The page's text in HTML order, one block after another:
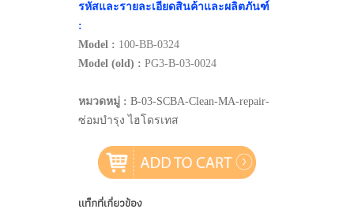
รหัสและรายละเอียดสินค้าและผลิตภันฑ์
:
Model : 100-BB-0324
Model (old) : PG3-B-03-0024
หมวดหมู่ : B-03-SCBA-Clean-MA-repair-
ซ่อมบำรุง ไฮโดรเทส
แท็กที่เกี่ยวข้อง